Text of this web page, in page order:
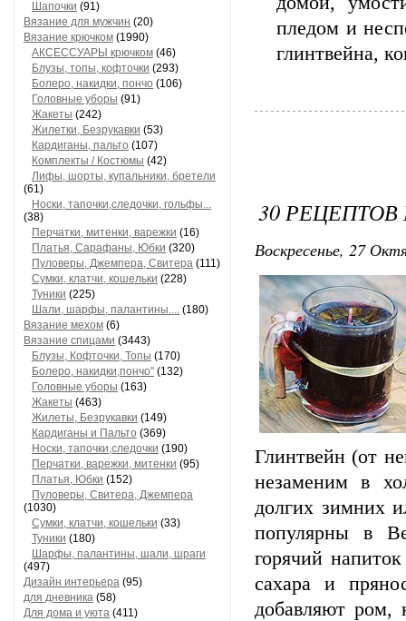
Шапочки (91)
Вязание для мужчин (20)
Вязание крючком (1990)
АКСЕССУАРЫ крючком (46)
Блузы, топы, кофточки (293)
Болеро, накидки, пончо (106)
Головные уборы (91)
Жакеты (242)
Жилетки, Безрукавки (53)
Кардиганы, пальто (107)
Комплекты / Костюмы (42)
Лифы, шорты, купальники, бретели
(61)
Носки, тапочки,следочки, гольфы...
(38)
Перчатки, митенки, варежки (16)
Платья, Сарафаны, Юбки (320)
Пуловеры, Джемпера, Свитера (111)
Сумки, клатчи, кошельки (228)
Туники (225)
Шали, шарфы, палантины.... (180)
Вязание мехом (6)
Вязание спицами (3443)
Блузы, Кофточки, Топы (170)
Болеро, накидки,пончо" (132)
Головные уборы (163)
Жакеты (463)
Жилеты, Безрукавки (149)
Кардиганы и Пальто (369)
Носки, тапочки,следочки (190)
Перчатки, варежки, митенки (95)
Платья, Юбки (152)
Пуловеры, Свитера, Джемпера
(1030)
Сумки, клатчи, кошельки (33)
Туники (180)
Шарфы, палантины, шали, шраги
(497)
Дизайн интерьера (95)
для дневника (58)
Для дома и уюта (411)
пледом и
глинтвейна,
30
Воскресенье, 27
Глинтвейн (от
незаменим в
долгих зимних
популярны в
гоpячий
сахаpа и
добавляют pом,